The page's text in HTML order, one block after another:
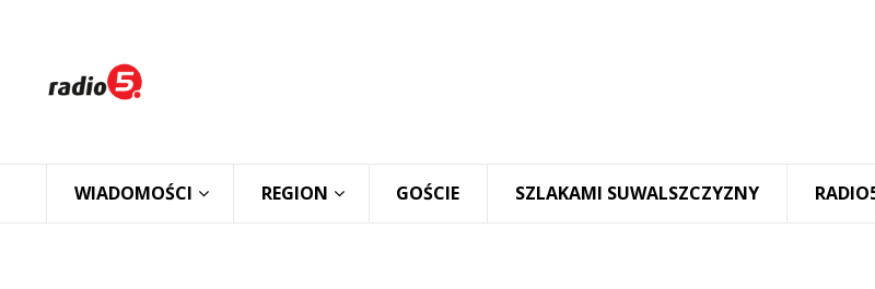
WIADOMOŚCI REGION GOŚCIE SZLAKAMI SUWALSZCZYZNY